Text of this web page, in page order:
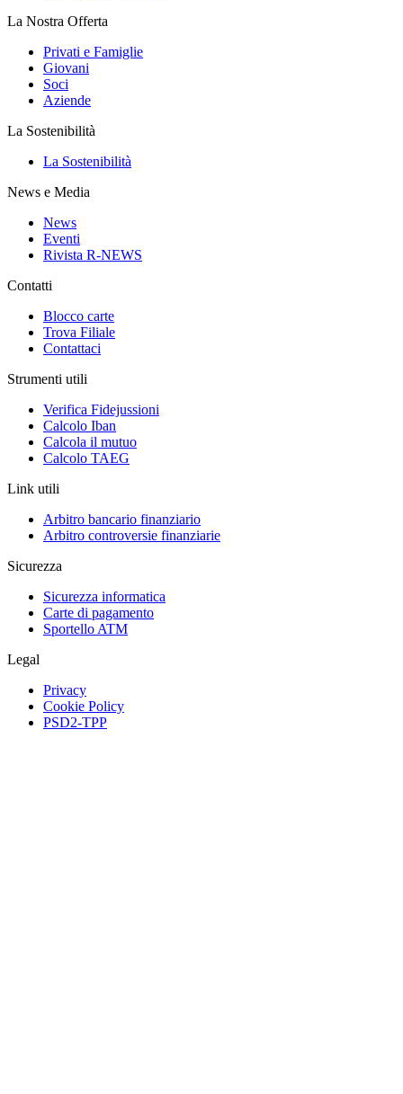
La Nostra Offerta
Privati e Famiglie
Giovani
Soci
Aziende
La Sostenibilità
La Sostenibilità
News e Media
News
Eventi
Rivista R-NEWS
Contatti
Blocco carte
Trova Filiale
Contattaci
Strumenti utili
Verifica Fidejussioni
Calcolo Iban
Calcola il mutuo
Calcolo TAEG
Link utili
Arbitro bancario finanziario
Arbitro controversie finanziarie
Sicurezza
Sicurezza informatica
Carte di pagamento
Sportello ATM
Legal
Privacy
Cookie Policy
PSD2-TPP